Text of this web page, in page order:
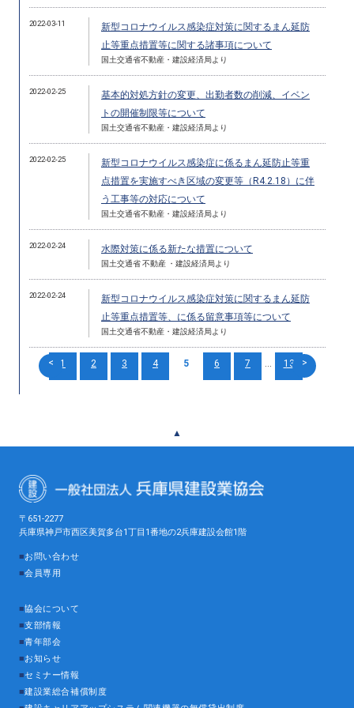
2022-03-11
新型コロナウイルス感染症対策に関するまん延防
止等重点措置等に関する諸事項について
国土交通省不動産・建設経済局より
2022-02-25
基本的対処方針の変更、出勤者数の削減、イベン
トの開催制限等について
国土交通省不動産・建設経済局より
2022-02-25
新型コロナウイルス感染症に係るまん延防止等重
点措置を実施すべき区域の変更等（R4.2.18）に伴
う工事等の対応について
国土交通省不動産・建設経済局より
2022-02-24 水際対策に係る新たな措置について
国土交通省 不動産 ・建設経済局より
2022-02-24
新型コロナウイルス感染症対策に関するまん延防
止等重点措置等、に係る留意事項等について
国土交通省不動産・建設経済局より
< 1 2 3 4 5 6 7 ... 13 >
▲
〒651-2277
兵庫県神戸市西区美賀多台1丁目1番地の2兵庫建設会館1階
■お問い合わせ
■会員専用
■協会について
■支部情報
■青年部会
■お知らせ
■セミナー情報
■建設業総合補償制度